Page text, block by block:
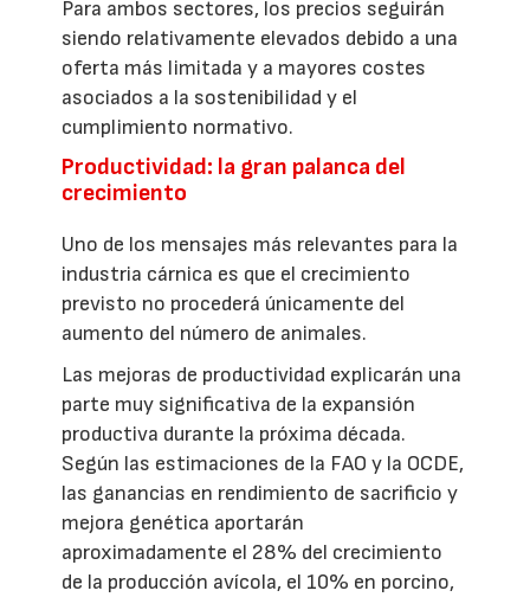
Para ambos sectores, los precios seguirán
siendo relativamente elevados debido a una
oferta más limitada y a mayores costes
asociados a la sostenibilidad y el
cumplimiento normativo.
Productividad: la gran palanca del
crecimiento
Uno de los mensajes más relevantes para la
industria cárnica es que el crecimiento
previsto no procederá únicamente del
aumento del número de animales.
Las mejoras de productividad explicarán una
parte muy significativa de la expansión
productiva durante la próxima década.
Según las estimaciones de la FAO y la OCDE,
las ganancias en rendimiento de sacrificio y
mejora genética aportarán
aproximadamente el 28% del crecimiento
de la producción avícola, el 10% en porcino,